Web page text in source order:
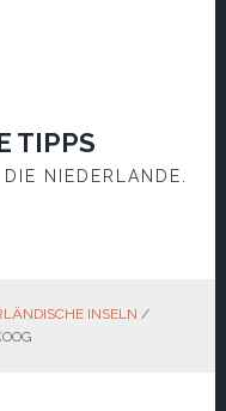
TIPPS
NIEDERLANDE.
INSELN /